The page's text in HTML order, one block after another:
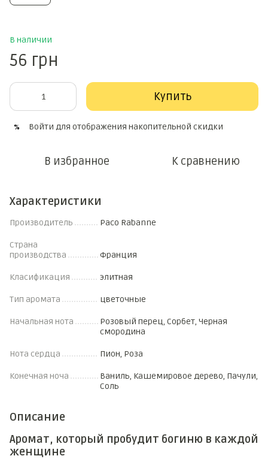
В наличии
56 грн
Купить
% Войти для отображения накопительной скидки
В избранное К сравнению
Характеристики
Производитель Paco Rabanne
Страна
производства
Франция
Класификация элитная
Тип аромата цветочные
Начальная нота
Розовый перец, Сорбет, Черная
смородина
Нота сердца Пион, Роза
Конечная ноча
Ваниль, Кашемировое дерево, Пачули,
Соль
Описание
Аромат, который пробудит богиню в каждой
женщине